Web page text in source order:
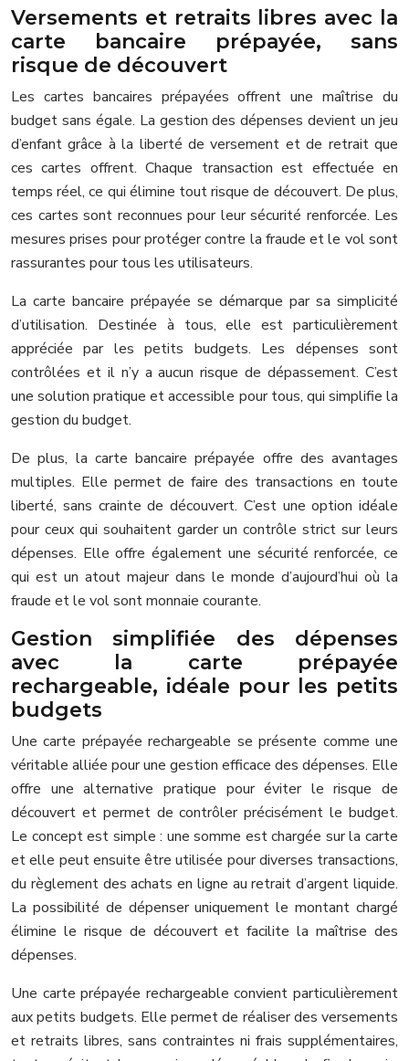
Versements et retraits libres avec la
carte bancaire prépayée, sans
risque de découvert
Les cartes bancaires prépayées offrent une maîtrise du
budget sans égale. La gestion des dépenses devient un jeu
d’enfant grâce à la liberté de versement et de retrait que
ces cartes offrent. Chaque transaction est effectuée en
temps réel, ce qui élimine tout risque de découvert. De plus,
ces cartes sont reconnues pour leur sécurité renforcée. Les
mesures prises pour protéger contre la fraude et le vol sont
rassurantes pour tous les utilisateurs.
La carte bancaire prépayée se démarque par sa simplicité
d’utilisation. Destinée à tous, elle est particulièrement
appréciée par les petits budgets. Les dépenses sont
contrôlées et il n’y a aucun risque de dépassement. C’est
une solution pratique et accessible pour tous, qui simplifie la
gestion du budget.
De plus, la carte bancaire prépayée offre des avantages
multiples. Elle permet de faire des transactions en toute
liberté, sans crainte de découvert. C’est une option idéale
pour ceux qui souhaitent garder un contrôle strict sur leurs
dépenses. Elle offre également une sécurité renforcée, ce
qui est un atout majeur dans le monde d’aujourd’hui où la
fraude et le vol sont monnaie courante.
Gestion simplifiée des dépenses
avec la carte prépayée
rechargeable, idéale pour les petits
budgets
Une carte prépayée rechargeable se présente comme une
véritable alliée pour une gestion efficace des dépenses. Elle
offre une alternative pratique pour éviter le risque de
découvert et permet de contrôler précisément le budget.
Le concept est simple : une somme est chargée sur la carte
et elle peut ensuite être utilisée pour diverses transactions,
du règlement des achats en ligne au retrait d’argent liquide.
La possibilité de dépenser uniquement le montant chargé
élimine le risque de découvert et facilite la maîtrise des
dépenses.
Une carte prépayée rechargeable convient particulièrement
aux petits budgets. Elle permet de réaliser des versements
et retraits libres, sans contraintes ni frais supplémentaires,